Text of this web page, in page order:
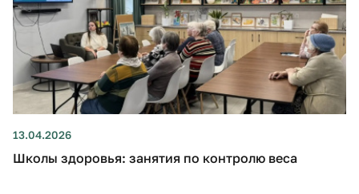
13.04.2026
Школы здоровья: занятия по контролю веса